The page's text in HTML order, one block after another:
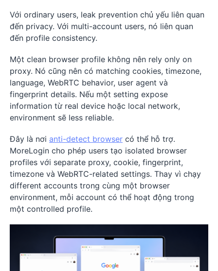
Với ordinary users, leak prevention chủ yếu liên quan
đến privacy. Với multi-account users, nó liên quan
đến profile consistency.
Một clean browser profile không nên rely only on
proxy. Nó cũng nên có matching cookies, timezone,
language, WebRTC behavior, user agent và
fingerprint details. Nếu một setting expose
information từ real device hoặc local network,
environment sẽ less reliable.
Đây là nơi anti-detect browser có thể hỗ trợ.
MoreLogin cho phép users tạo isolated browser
profiles với separate proxy, cookie, fingerprint,
timezone và WebRTC-related settings. Thay vì chạy
different accounts trong cùng một browser
environment, mỗi account có thể hoạt động trong
một controlled profile.